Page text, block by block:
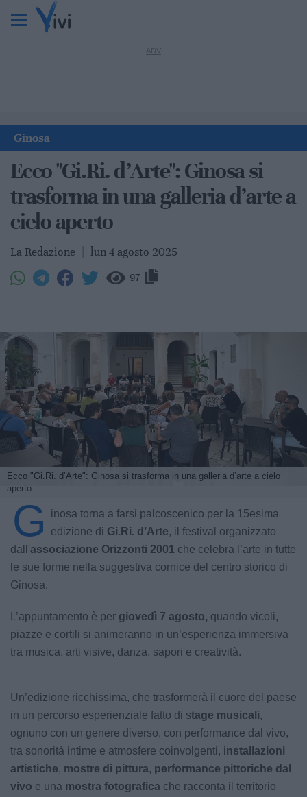
Ginosa
Ecco "Gi.Ri. d’Arte": Ginosa si
trasforma in una galleria d’arte a
cielo aperto
La Redazione lun 4 agosto 2025
97
Ecco "Gi.Ri. d’Arte": Ginosa si trasforma in una galleria d’arte a cielo
aperto
G
inosa torna a farsi palcoscenico per la 15esima
edizione di Gi.Ri. d’Arte, il festival organizzato
dall'associazione Orizzonti 2001 che celebra l’arte in tutte
le sue forme nella suggestiva cornice del centro storico di
Ginosa.
L’appuntamento è per giovedì 7 agosto, quando vicoli,
piazze e cortili si animeranno in un’esperienza immersiva
tra musica, arti visive, danza, sapori e creatività.
Un’edizione ricchissima, che trasformerà il cuore del paese
in un percorso esperienziale fatto di stage musicali,
ognuno con un genere diverso, con performance dal vivo,
tra sonorità intime e atmosfere coinvolgenti, installazioni
artistiche, mostre di pittura, performance pittoriche dal
vivo e una mostra fotografica che racconta il territorio